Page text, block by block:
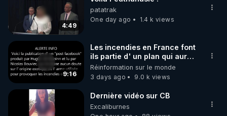
4:49
patatrak
One day ago
1.4 k views
9:16
Les incendies en France font
ils partie d' un plan qui aurait
débuté le 11 septembre 2001
?
Réinformation sur le monde
3 days ago
9.0 k views
Dernière vidéo sur CB
Excaliburnes